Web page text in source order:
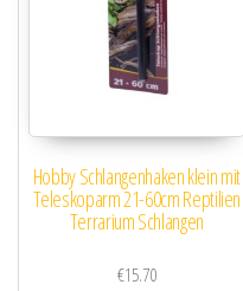
Hobby Schlangenhaken klein mit
Teleskoparm 21-60cm Reptilien
Terrarium Schlangen
€15.70